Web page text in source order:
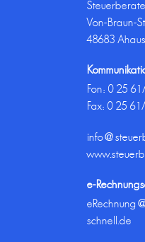
Von-Braun-
48683 Ahaus
Fon:0 25
Fax: 0 25
e-
schnell.de